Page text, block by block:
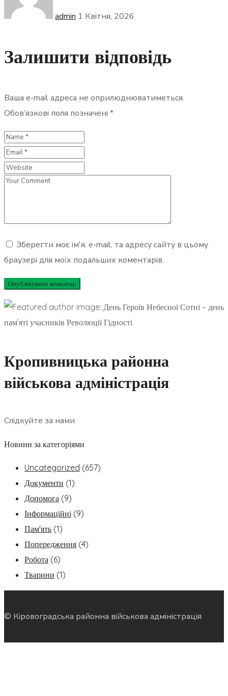
admin 1 Квітня, 2026
Залишити відповідь
Ваша e-mail адреса не оприлюднюватиметься.
Обов’язкові поля позначені *
Зберегти моє ім'я, e-mail, та адресу сайту в цьому
браузері для моїх подальших коментарів.
Кропивницька районна
військова адміністрація
Слідкуйте за нами
Новини за категоріями
Uncategorized (657)
Документи (1)
Допомога (9)
Інформаційні (9)
Пам'ять (1)
Попередження (4)
Робота (6)
Тварини (1)
© Кіровоградська районна військова адміністрація